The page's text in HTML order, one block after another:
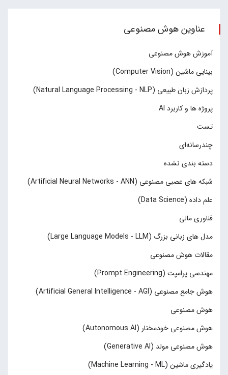
عناوین هوش مصنوعی
آموزش هوش مصنوعی
بینایی ماشین (Computer Vision)
پردازش زبان طبیعی (Natural Language Processing - NLP)
پروژه ها و کاربرد AI
تست
چند‌‌رسانه‌ای
دسته بندی نشده
شبکه های عصبی مصنوعی (Artificial Neural Networks - ANN)
علم داده (Data Science)
فناوری مالی
مدل های زبانی بزرگ (Large Language Models - LLM)
مقالات هوش مصنوعی
مهندسی پرامپت (Prompt Engineering)
هوش جامع مصنوعی (Artificial General Intelligence - AGI)
هوش مصنوعی
هوش مصنوعی خودمختار (Autonomous AI)
هوش مصنوعی مولد (Generative AI)
یادگیری ماشین (Machine Learning - ML)